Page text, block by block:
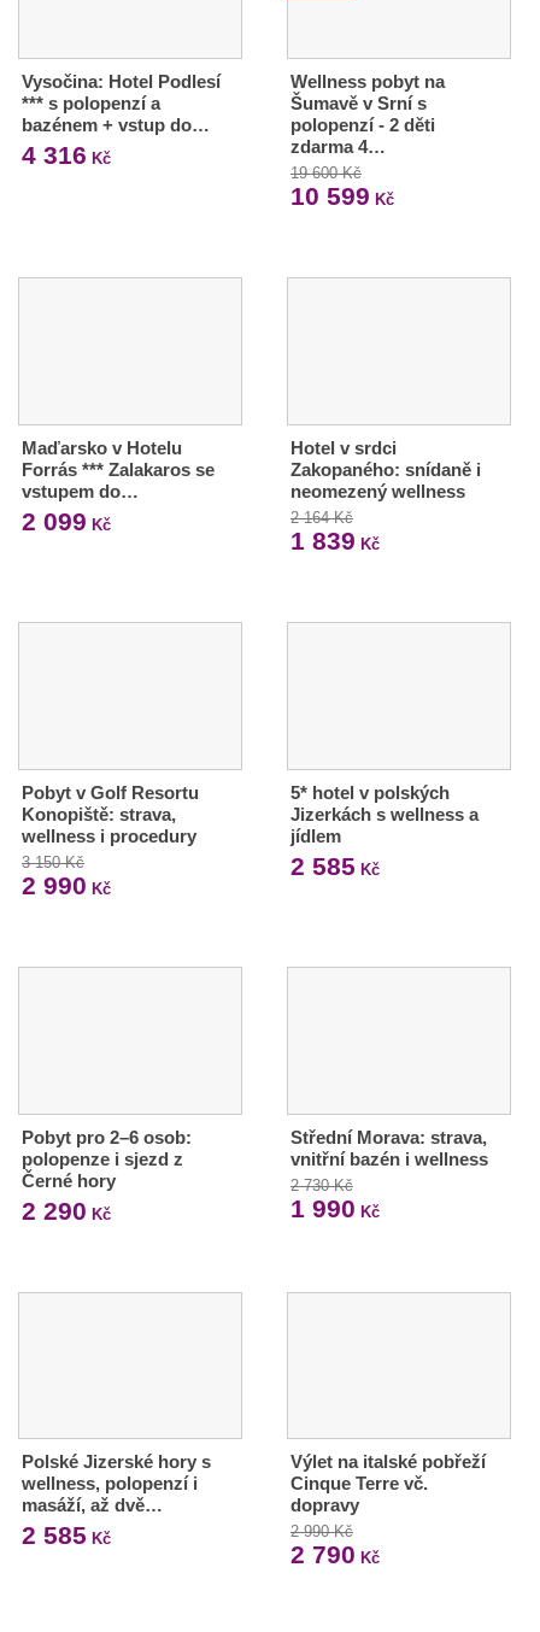
Vysočina: Hotel Podlesí
*** s polopenzí a
bazénem + vstup do…
4 316 Kč
Wellness pobyt na
Šumavě v Srní s
polopenzí - 2 děti
zdarma 4…
19 600 Kč
10 599 Kč
Maďarsko v Hotelu
Forrás *** Zalakaros se
vstupem do…
2 099 Kč
Hotel v srdci
Zakopaného: snídaně i
neomezený wellness
2 164 Kč
1 839 Kč
Pobyt v Golf Resortu
Konopiště: strava,
wellness i procedury
3 150 Kč
2 990 Kč
5* hotel v polských
Jizerkách s wellness a
jídlem
2 585 Kč
Pobyt pro 2–6 osob:
polopenze i sjezd z
Černé hory
2 290 Kč
Střední Morava: strava,
vnitřní bazén i wellness
2 730 Kč
1 990 Kč
Polské Jizerské hory s
wellness, polopenzí i
masáží, až dvě…
2 585 Kč
Výlet na italské pobřeží
Cinque Terre vč.
dopravy
2 990 Kč
2 790 Kč